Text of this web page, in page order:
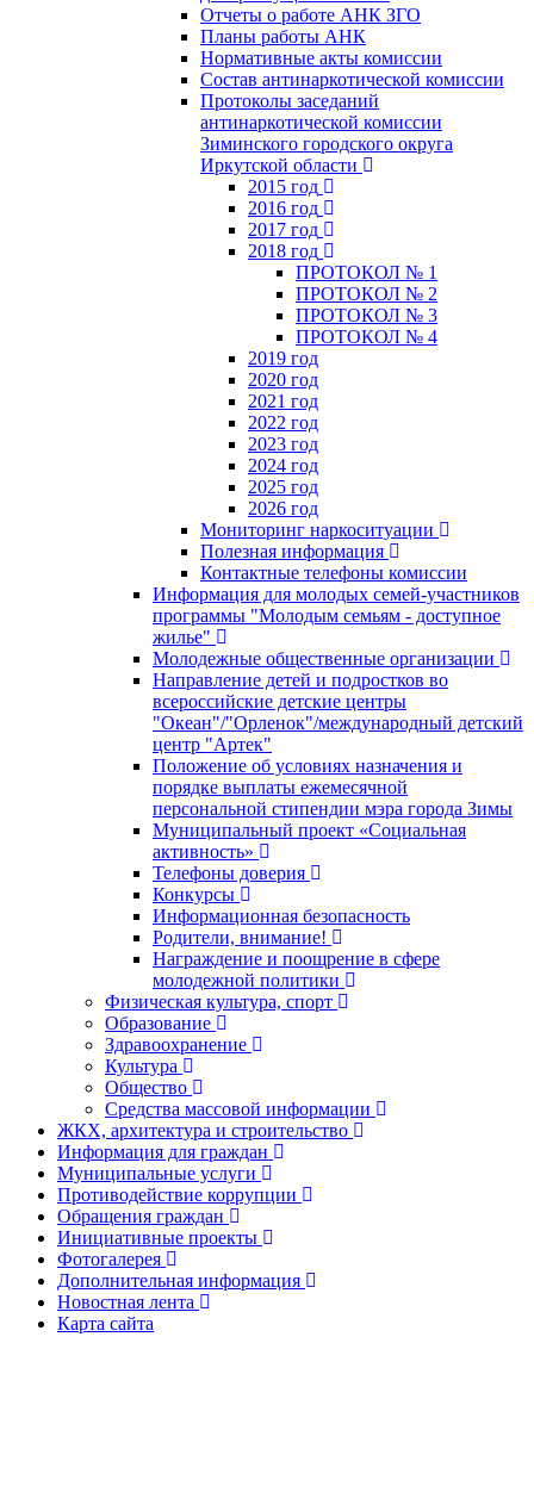
Отчеты о работе АНК ЗГО
Планы работы АНК
Нормативные акты комиссии
Состав антинаркотической комиссии
Протоколы заседаний
антинаркотической комиссии
Зиминского городского округа
Иркутской области
2015 год
2016 год
2017 год
2018 год
ПРОТОКОЛ № 1
ПРОТОКОЛ № 2
ПРОТОКОЛ № 3
ПРОТОКОЛ № 4
2019 год
2020 год
2021 год
2022 год
2023 год
2024 год
2025 год
2026 год
Мониторинг наркоситуации
Полезная информация
Контактные телефоны комиссии
Информация для молодых семей-участников
программы "Молодым семьям - доступное
жилье"
Молодежные общественные организации
Направление детей и подростков во
всероссийские детские центры
"Океан"/"Орленок"/международный детский
центр "Артек"
Положение об условиях назначения и
порядке выплаты ежемесячной
персональной стипендии мэра города Зимы
Муниципальный проект «Социальная
активность»
Телефоны доверия
Конкурсы
Информационная безопасность
Родители, внимание!
Награждение и поощрение в сфере
молодежной политики
Физическая культура, спорт
Образование
Здравоохранение
Культура
Общество
Средства массовой информации
ЖКХ, архитектура и строительство
Информация для граждан
Муниципальные услуги
Противодействие коррупции
Обращения граждан
Инициативные проекты
Фотогалерея
Дополнительная информация
Новостная лента
Карта сайта